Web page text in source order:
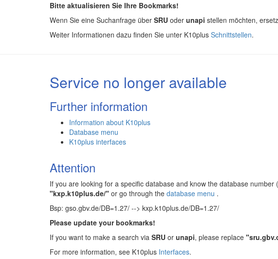
Bitte aktualisieren Sie Ihre Bookmarks!
Wenn Sie eine Suchanfrage über SRU oder unapi stellen möchten,
Weiter Informationen dazu finden Sie unter K10plus Schnittstellen.
Service no longer available
Further information
Information about K10plus
Database menu
K10plus interfaces
Attention
If you are looking for a specific database and know the database
"kxp.k10plus.de/" or go through the database menu .
Bsp: gso.gbv.de/DB=1.27/ --> kxp.k10plus.de/DB=1.27/
Please update your bookmarks!
If you want to make a search via SRU or unapi, please replace
For more information, see K10plus Interfaces.